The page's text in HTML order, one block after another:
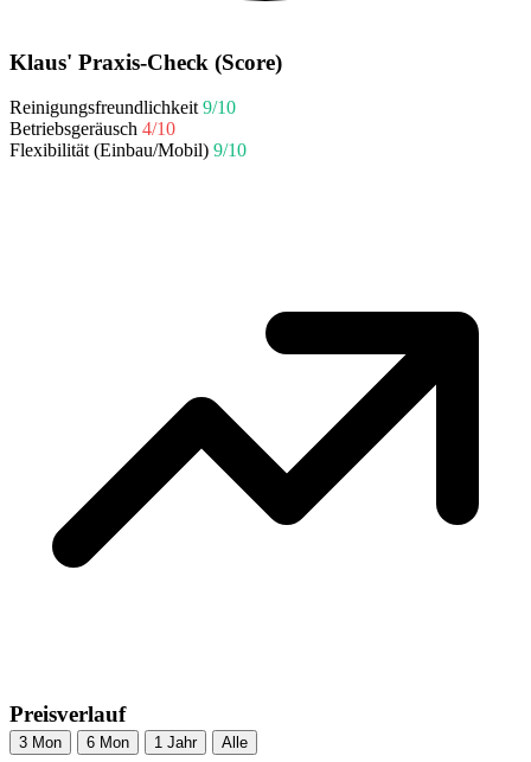
Klaus' Praxis-Check (Score)
Reinigungsfreundlichkeit 9/10
Betriebsgeräusch 4/10
Flexibilität (Einbau/Mobil) 9/10
Preisverlauf
3 Mon 6 Mon 1 Jahr Alle